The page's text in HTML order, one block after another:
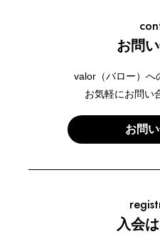
お問
valor（バロー）へ
お気軽にお問い
お問
入会